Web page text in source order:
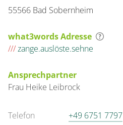
55566 Bad Sobernheim
what3words Adresse
///zange.auslöste.sehne
Ansprechpartner
Frau Heike Leibrock
Telefon
+49 6751 7797